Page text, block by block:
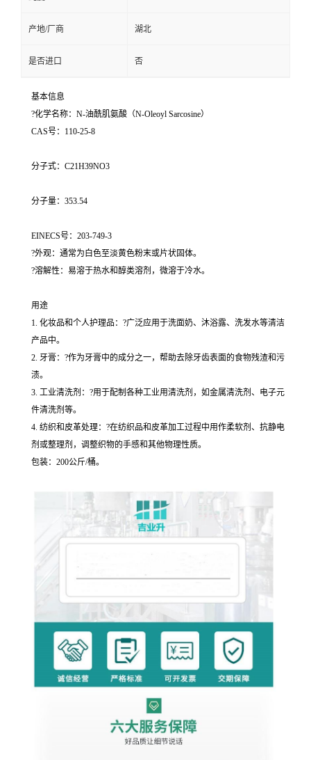
产地/厂商 湖北
是否进口 否
基本信息
?化学名称：N-油酰肌氨酸（N-Oleoyl Sarcosine）
CAS号：110-25-8
分子式：C21H39NO3
分子量：353.54
EINECS号：203-749-3
?外观：通常为白色至淡黄色粉末或片状固体。
?溶解性：易溶于热水和醇类溶剂，微溶于冷水。
用途
1. 化妆品和个人护理品：?广泛应用于洗面奶、沐浴露、洗发水等清洁
产品中。
2. 牙膏：?作为牙膏中的成分之一，帮助去除牙齿表面的食物残渣和污
渍。
3. 工业清洗剂：?用于配制各种工业用清洗剂，如金属清洗剂、电子元
件清洗剂等。
4. 纺织和皮革处理：?在纺织品和皮革加工过程中用作柔软剂、抗静电
剂或整理剂，调整织物的手感和其他物理性质。
包装：200公斤/桶。